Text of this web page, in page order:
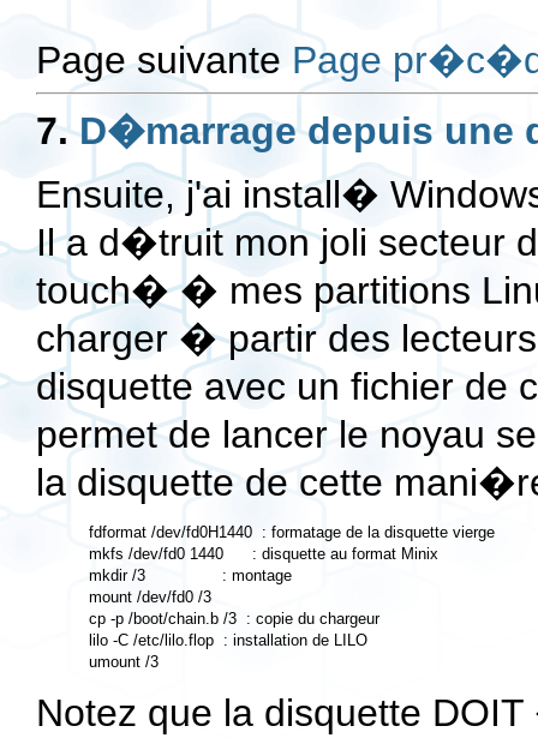
Page suivante Page
7. D�marrage depuis une
Ensuite, j'ai install�
Il a d�truit mon joli secteur
touch� � mes partitions
charger � partir des
disquette avec un fichier de
permet de lancer le noyau
la disquette de cette
fdformat /dev/fd0H1440  : formatage de la disquette vierge
mkfs /dev/fd0 1440      : disquette au format Minix
mkdir /3                : montage
mount /dev/fd0 /3
cp -p /boot/chain.b /3  : copie du chargeur
lilo -C /etc/lilo.flop  : installation de LILO
Notez que la disquette